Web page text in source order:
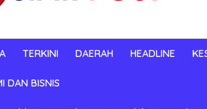
TERKINI DAERAH HEADLINE
DAN BISNIS